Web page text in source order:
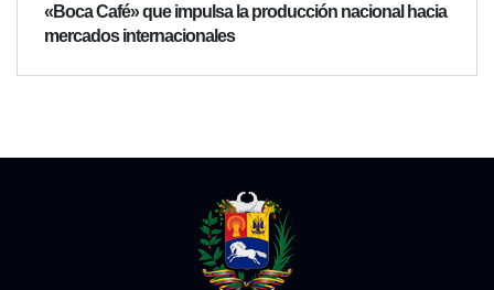
«Boca Café» que impulsa la producción nacional hacia
mercados internacionales